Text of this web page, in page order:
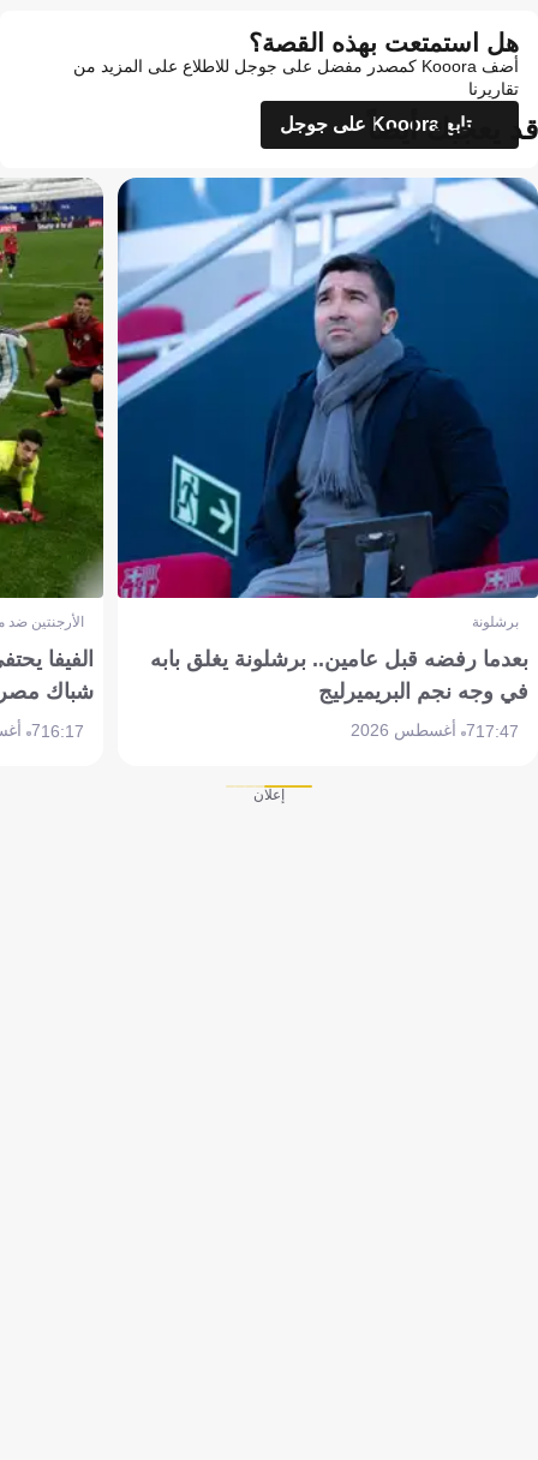
هل استمتعت بهذه القصة؟
أضف Kooora كمصدر مفضل على جوجل للاطلاع على المزيد من
تقاريرنا
تابع Kooora على جوجل
قد يعجبك أيضاً
برشلونة
بعدما رفضه قبل عامين.. برشلونة يغلق بابه
في وجه نجم البريميرليج
17:477 أغسطس 2026
الأرجنتين
الفيفا
شباك
16:177 أغسطس 2026
إعلان